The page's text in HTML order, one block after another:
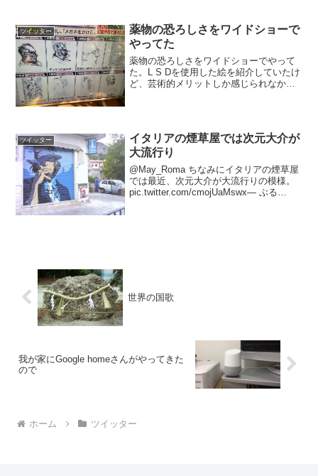
ツイッター
薬物の恐ろしさをワイドショーで
やってた
薬物の恐ろしさをワイドショーでやって
た。L S Dを使用した絵を紹介していたけ
ど、芸術的メリットしか感じられなかっ
ツイッター
イタリアの煙草屋では次元大介が
大流行り
@May_Roma ちなみにイタリアの煙草屋
では最近、次元大介が大流行りの模様。
pic.twitter.com/cmojUaMswx— ぶる
世界の国歌
我が家にGoogle homeさんがやってきた
ので
ホーム ツイッター